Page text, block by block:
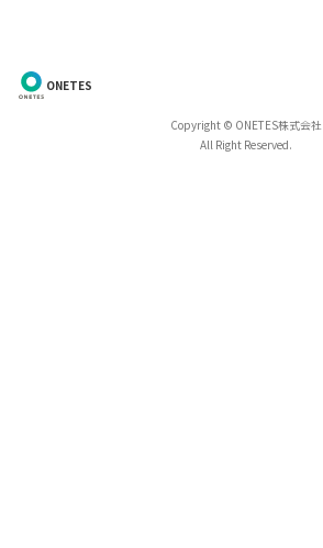
ONETES
Copyright © ONETES株式会社
All Right Reserved.